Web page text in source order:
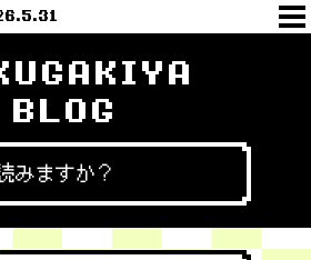
BLOG
みますか？